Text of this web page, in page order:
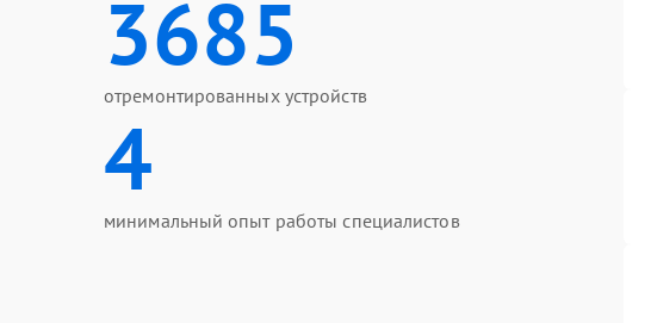
3685
отремонтированных устройств
4
минимальный опыт работы специалистов